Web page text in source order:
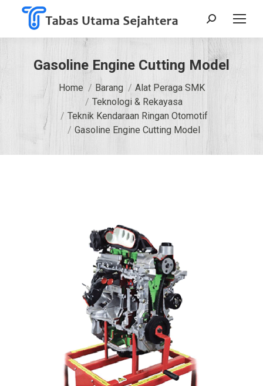
Search:
Gasoline Engine Cutting Model
You are here:Home Barang
Alat Peraga SMK
Teknologi & Rekayasa
Teknik Kendaraan Ringan Otomotif
Gasoline Engine Cutting Model